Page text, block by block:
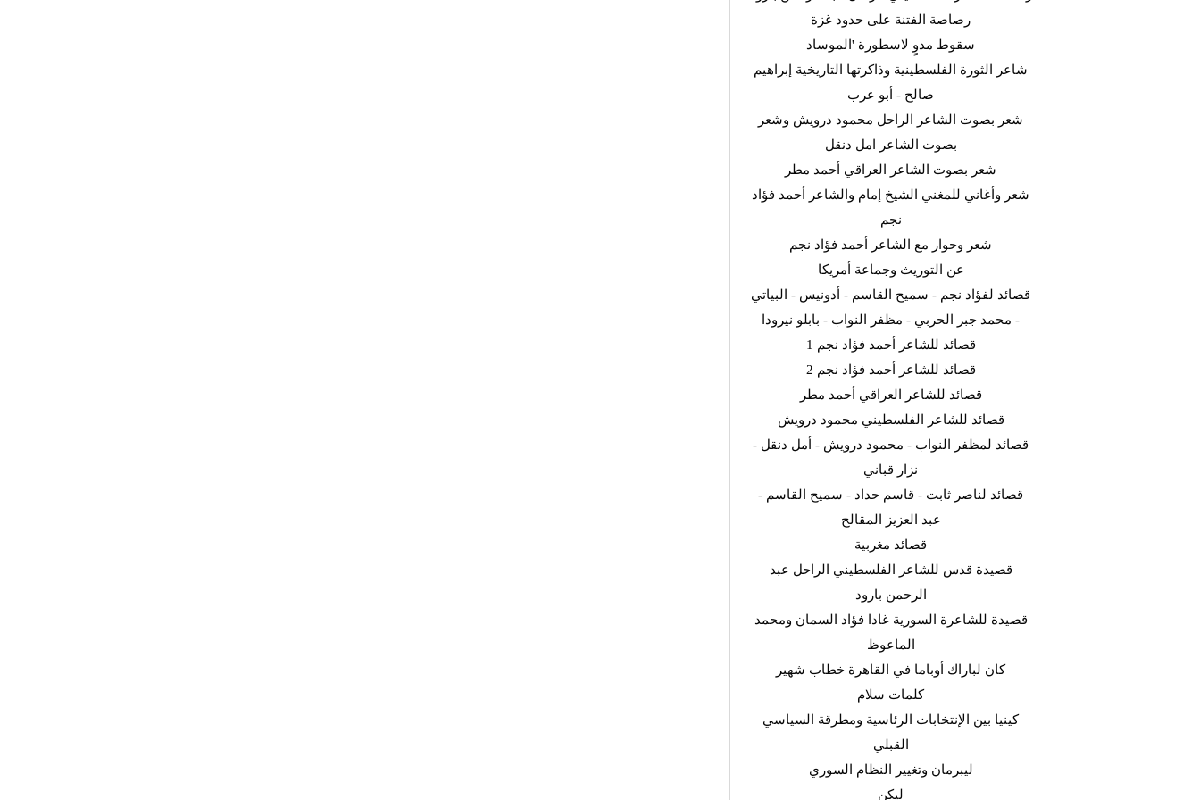
رصاصة الفتنة على حدود غزة
سقوط مدوٍ لاسطورة 'الموساد
شاعر الثورة الفلسطينية وذاكرتها التاريخية إبراهيم
صالح - أبو عرب
شعر بصوت الشاعر الراحل محمود درويش وشعر
بصوت الشاعر امل دنقل
شعر بصوت الشاعر العراقي أحمد مطر
شعر وأغاني للمغني الشيخ إمام والشاعر أحمد فؤاد
نجم
شعر وحوار مع الشاعر أحمد فؤاد نجم
عن التوريث وجماعة أمريكا
قصائد لفؤاد نجم - سميح القاسم - أدونيس - البياتي
- محمد جبر الحربي - مظفر النواب - بابلو نيرودا
قصائد للشاعر أحمد فؤاد نجم 1
قصائد للشاعر أحمد فؤاد نجم 2
قصائد للشاعر العراقي أحمد مطر
قصائد للشاعر الفلسطيني محمود درويش
قصائد لمظفر النواب - محمود درويش - أمل دنقل -
نزار قباني
قصائد لناصر ثابت - قاسم حداد - سميح القاسم -
عبد العزيز المقالح
قصائد مغربية
قصيدة قدس للشاعر الفلسطيني الراحل عبد
الرحمن بارود
قصيدة للشاعرة السورية غادا فؤاد السمان ومحمد
الماعوظ
كان لباراك أوباما في القاهرة خطاب شهير
كلمات سلام
كينيا بين الإنتخابات الرئاسية ومطرقة السياسي
القبلي
ليبرمان وتغيير النظام السوري
ليكن